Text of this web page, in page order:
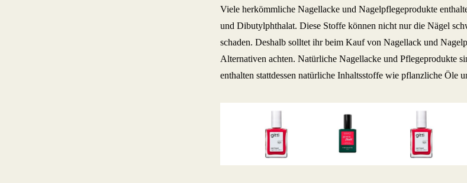
Viele herkömmliche Nagellacke und Nagelpflegeprodukte
und Dibutylphthalat. Diese Stoffe können nicht nur die Nägel
schaden. Deshalb solltet ihr beim Kauf von Nagellack und
Alternativen achten. Natürliche Nagellacke und Pflegeprodukte
enthalten stattdessen natürliche Inhaltsstoffe wie pflanzliche Öle